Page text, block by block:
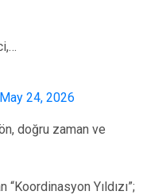
May 24, 2026
doğru zaman ve
Yıldızı”;